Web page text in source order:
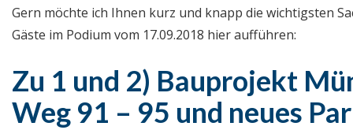
Gern möchte ich Ihnen kurz und knapp die wichtigsten
Gäste im Podium vom 17.09.2018 hier aufführen:
Zu 1 und 2) Bauprojekt
Weg 91 – 95 und neues